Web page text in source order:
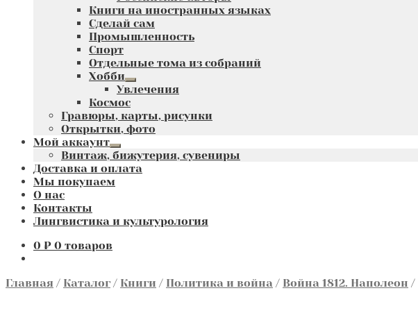
Книги на иностранных языках
Сделай сам
Промышленность
Спорт
Отдельные тома из собраний
Хобби
Развернутое
вложенное
меню
Увлечения
Космос
Гравюры, карты, рисунки
Открытки, фото
Мой аккаунт
Развернутое
вложенное
меню
Винтаж, бижутерия, сувениры
Доставка и оплата
Мы покупаем
О нас
Контакты
Лингвистика и культурология
0 ₽ 0 товаров
Главная / Каталог / Книги / Политика и война / Война 1812. Наполеон /